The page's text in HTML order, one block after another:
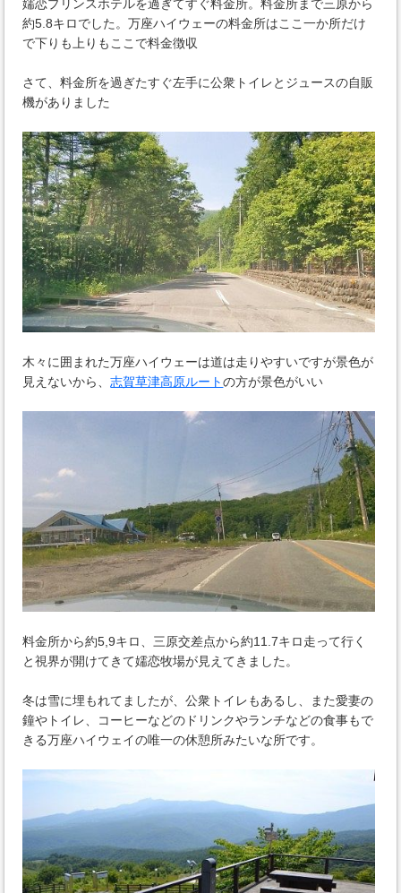
嬬恋プリンスホテルを過ぎてすぐ料金所。料金所まで三原から
約5.8キロでした。万座ハイウェーの料金所はここ一か所だけ
で下りも上りもここで料金徴収
さて、料金所を過ぎたすぐ左手に公衆トイレとジュースの自販
機がありました
木々に囲まれた万座ハイウェーは道は走りやすいですが景色が
見えないから、志賀草津高原ルートの方が景色がいい
料金所から約5,9キロ、三原交差点から約11.7キロ走って行く
と視界が開けてきて嬬恋牧場が見えてきました。
冬は雪に埋もれてましたが、公衆トイレもあるし、また愛妻の
鐘やトイレ、コーヒーなどのドリンクやランチなどの食事もで
きる万座ハイウェイの唯一の休憩所みたいな所です。